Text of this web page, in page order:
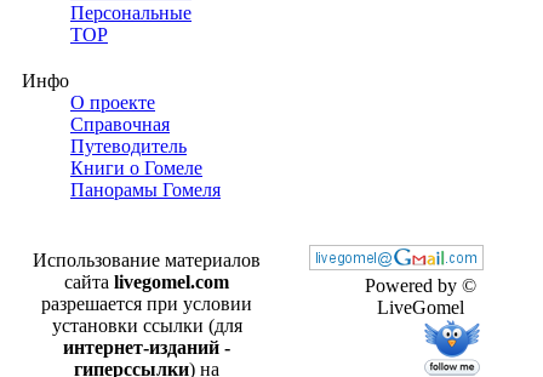
Персональные
TOP
Инфо
О проекте
Справочная
Путеводитель
Книги о Гомеле
Панорамы Гомеля
Powered by ©
LiveGomel
Использование материалов
сайта livegomel.com
разрешается при условии
установки ссылки (для
интернет-изданий -
гиперссылки) на